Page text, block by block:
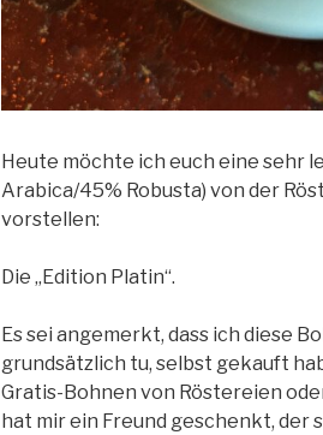
Heute möchte ich euch eine sehr
Arabica/45% Robusta) von der
vorstellen:
Die „Edition Platin“.
Es sei angemerkt, dass ich diese
grundsätzlich tu, selbst gekauft
Gratis-Bohnen von Röstereien
hat mir ein Freund geschenkt, der